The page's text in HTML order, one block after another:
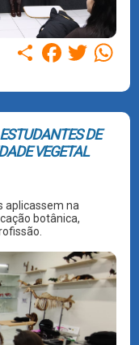
Compartilhar
Facebook
Twitter
DE
VEGETAL
aplicassem na
botânica,